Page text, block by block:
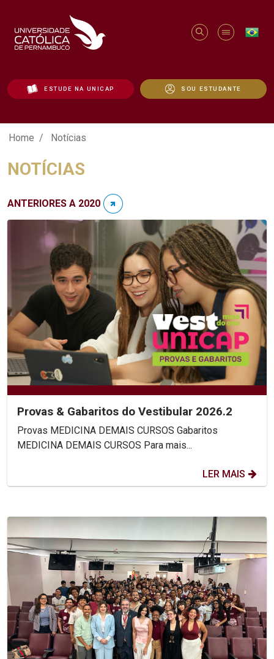
ESTUDE NA UNICAP SOU ESTUDANTE
Notícias - Unicap
Home Notícias
NOTÍCIAS
ANTERIORES A 2020
Provas & Gabaritos do Vestibular 2026.2
Provas MEDICINA DEMAIS CURSOS Gabaritos
MEDICINA DEMAIS CURSOS Para mais...
LER MAIS